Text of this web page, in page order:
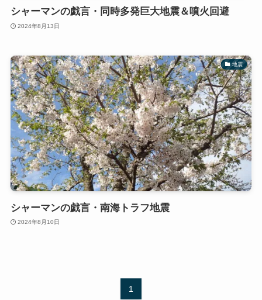
シャーマンの戯言・同時多発巨大地震＆噴火回避
2024年8月13日
地震
シャーマンの戯言・南海トラフ地震
2024年8月10日
1